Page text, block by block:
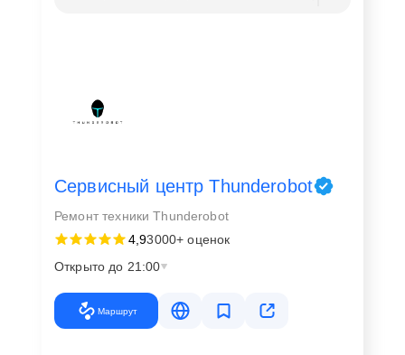
Сервисный центр Thunderobot
Ремонт техники Thunderobot
4,93000+ оценок
Открыто до 21:00
Маршрут